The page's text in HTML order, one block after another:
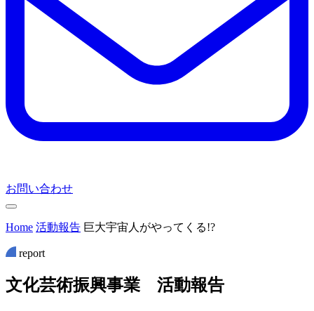
お問い合わせ
Home 活動報告 巨大宇宙人がやってくる!?
report
文化芸術振興事業 活動報告